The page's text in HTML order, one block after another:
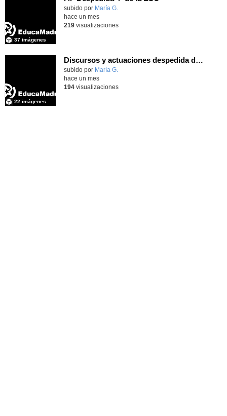
subido por María G.
37 imágenes
hace un mes
219visualizaciones
Discursos y actuaciones despedida de 4º
Contenido educativo.
subido por María G.
22 imágenes
hace un mes
194visualizaciones